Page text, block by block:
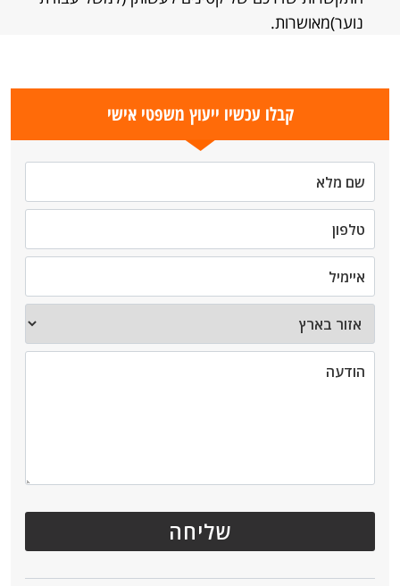
נוער)מאושרות.
קבלו עכשיו ייעוץ משפטי אישי